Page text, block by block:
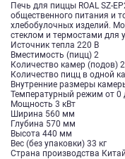
Печь для пиццы ROAL SZ-
общественного питания и
хлебобулочных изделий.
стеклом и термостами для
Источник тепла 220 В
Вместимость (пицц) 2
Количество камер (подов) 2
Количество пицц в одной
Внутренние размеры
Температурный режим от 0
Мощность 3 кВт
Ширина 560 мм
Глубина 570 мм
Высота 440 мм
Вес (без упаковки) 33 кг
Страна производства Китай